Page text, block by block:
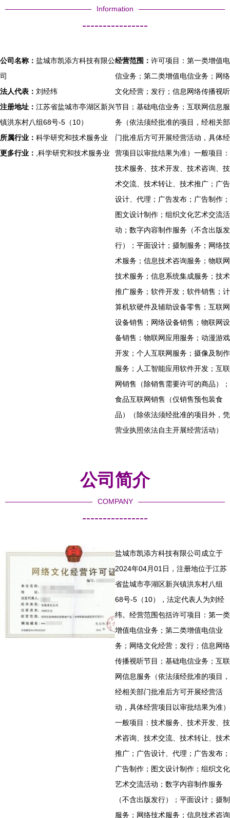
Information
----------------
公司名称： 盐城市凯添方科技有限公
司
法人代表： 刘经纬
注册地址： 江苏省盐城市亭湖区新兴
镇洪东村八组68号-5（10）
所属行业： 科学研究和技术服务业
更多行业： ,科学研究和技术服务业
经营范围： 许可项目：第一类增值电
信业务；第二类增值电信业务；网络
文化经营；发行；信息网络传播视听
节目；基础电信业务；互联网信息服
务（依法须经批准的项目，经相关部
门批准后方可开展经营活动，具体经
营项目以审批结果为准）一般项目：
技术服务、技术开发、技术咨询、技
术交流、技术转让、技术推广；广告
设计、代理；广告发布；广告制作；
图文设计制作；组织文化艺术交流活
动；数字内容制作服务（不含出版发
行）；平面设计；摄制服务；网络技
术服务；信息技术咨询服务；物联网
技术服务；信息系统集成服务；技术
推广服务；软件开发；软件销售；计
算机软硬件及辅助设备零售；互联网
设备销售；网络设备销售；物联网设
备销售；物联网应用服务；动漫游戏
开发；个人互联网服务；摄像及制作
服务；人工智能应用软件开发；互联
网销售（除销售需要许可的商品）；
食品互联网销售（仅销售预包装食
品）（除依法须经批准的项目外，凭
营业执照依法自主开展经营活动）
公司简介
COMPANY
----------------
盐城市凯添方科技有限公司成立于
2024年04月01日，注册地位于江苏
省盐城市亭湖区新兴镇洪东村八组
68号-5（10），法定代表人为刘经
纬。经营范围包括许可项目：第一类
增值电信业务；第二类增值电信业
务；网络文化经营；发行；信息网络
传播视听节目；基础电信业务；互联
网信息服务（依法须经批准的项目，
经相关部门批准后方可开展经营活
动，具体经营项目以审批结果为准）
一般项目：技术服务、技术开发、技
术咨询、技术交流、技术转让、技术
推广；广告设计、代理；广告发布；
广告制作；图文设计制作；组织文化
艺术交流活动；数字内容制作服务
（不含出版发行）；平面设计；摄制
服务；网络技术服务；信息技术咨询